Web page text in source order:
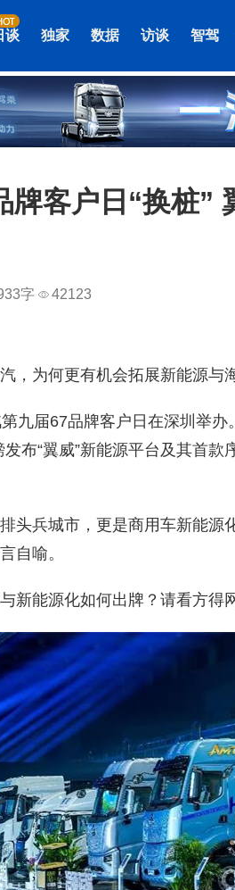
谈 独家 数据 访谈 智驾
牌客户日“换桩”
字 42123
，为何更有机会拓展新能源与
九届67品牌客户日在深圳举
发布“翼威”新能源平台及其首
头兵城市，更是商用车新能源
自喻。
新能源化如何出牌？请看方得